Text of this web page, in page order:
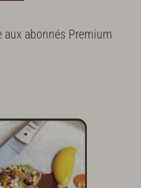
aux abonnés Premium